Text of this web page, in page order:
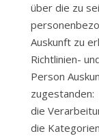
über die zu
Auskunft zu
Richtlinien-
Person
zugestanden:
die
die